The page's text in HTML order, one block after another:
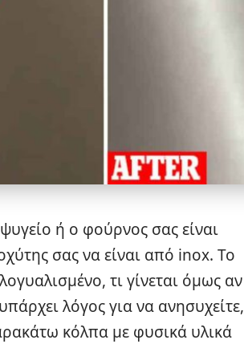
ή ο φούρνος σας είναι
σας να είναι από inox. Το
τι γίνεται όμως αν
λόγος για να ανησυχείτε,
κόλπα με φυσικά υλικά